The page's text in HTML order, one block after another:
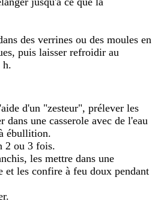
des verrines ou des moules en
puis laisser refroidir au
h.
d'un "zesteur", prélever les
dans une casserole avec de l'eau
ébullition.
2 ou 3 fois.
les mettre dans une
et les confire à feu doux pendant